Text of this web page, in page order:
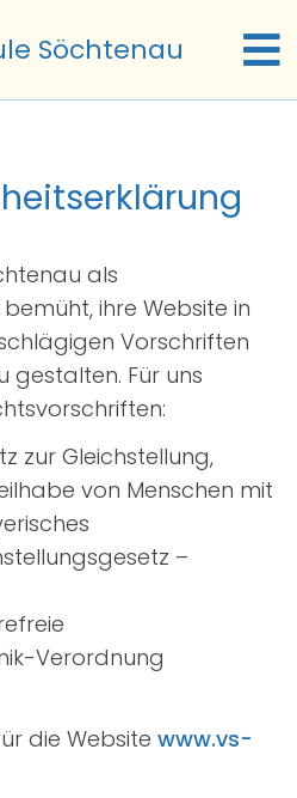
Söchtenau
als
ihre Website in
Vorschriften
gestalten. Für uns
zur Gleichstellung,
von Menschen mit
–
Verordnung
die Website www.vs-